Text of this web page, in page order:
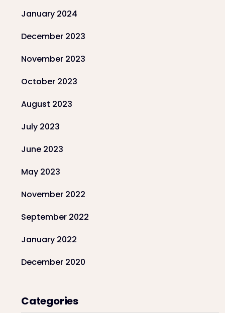
January 2024
December 2023
November 2023
October 2023
August 2023
July 2023
June 2023
May 2023
November 2022
September 2022
January 2022
December 2020
Categories